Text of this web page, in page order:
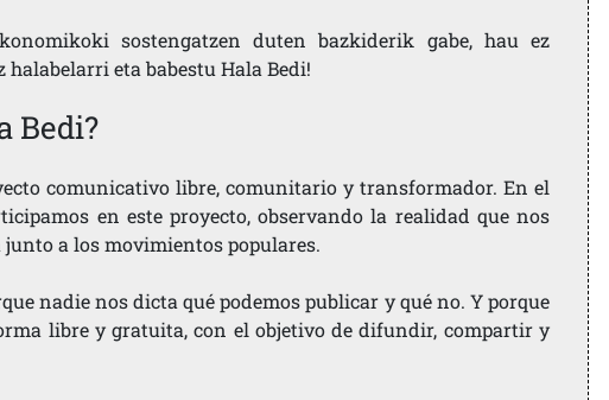
sostengatzen duten bazkiderik gabe, hau ez
eta babestu Hala Bedi!
Bedi?
comunicativo libre, comunitario y transformador. En el
en este proyecto, observando la realidad que nos
a los movimientos populares.
nadie nos dicta qué podemos publicar y qué no. Y porque
libre y gratuita, con el objetivo de difundir, compartir y